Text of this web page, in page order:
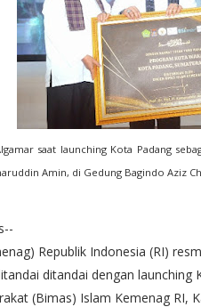
saat launching Kota Padang
Amin, di Gedung Bagindo Aziz
Republik Indonesia (RI)
ditandai dengan
(Bimas) Islam Kemenag RI,